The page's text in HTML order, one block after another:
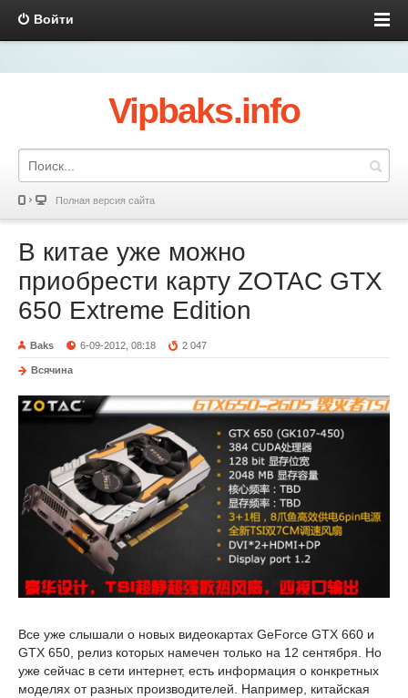
Войти
Vipbaks.info
Полная версия сайта
В китае уже можно
приобрести карту ZOTAC GTX
650 Extreme Edition
Baks 6-09-2012, 08:18 2 047
Всячина
Все уже слышали о новых видеокартах GeForce GTX 660 и
GTX 650, релиз которых намечен только на 12 сентября. Но
уже сейчас в сети интернет, есть информация о конкретных
моделях от разных производителей. Например, китайская